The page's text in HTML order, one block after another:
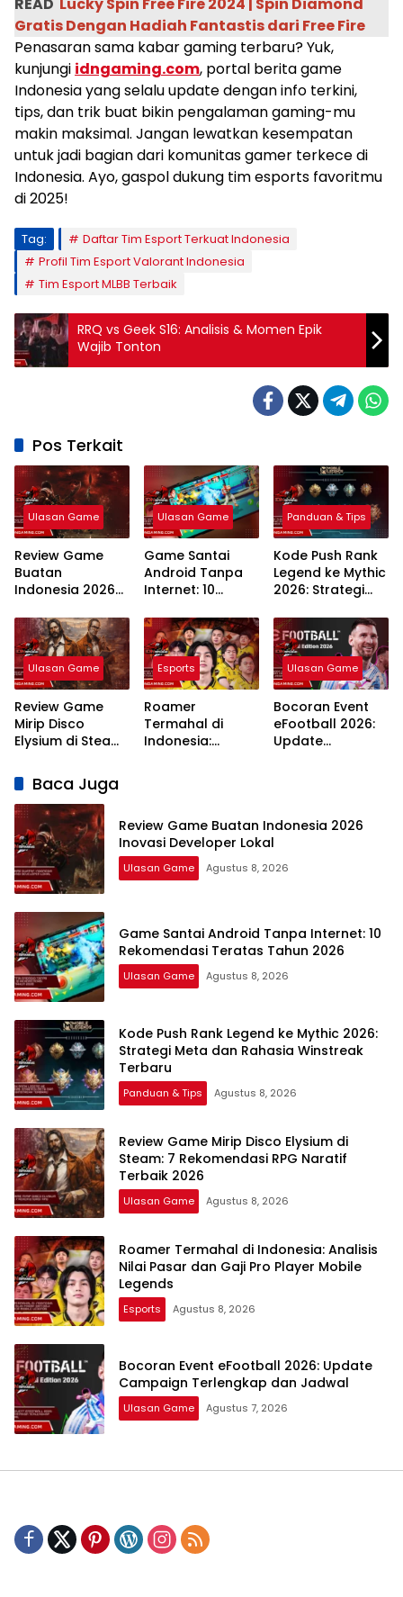
READ Lucky Spin Free Fire 2024 | Spin Diamond
Gratis Dengan Hadiah Fantastis dari Free Fire
Penasaran sama kabar gaming terbaru? Yuk,
kunjungi idngaming.com, portal berita game
Indonesia yang selalu update dengan info terkini,
tips, dan trik buat bikin pengalaman gaming-mu
makin maksimal. Jangan lewatkan kesempatan
untuk jadi bagian dari komunitas gamer terkece di
Indonesia. Ayo, gaspol dukung tim esports favoritmu
di 2025!
Tag:
Daftar Tim Esport Terkuat Indonesia
Profil Tim Esport Valorant Indonesia
Tim Esport MLBB Terbaik
RRQ vs Geek S16: Analisis & Momen Epik
Wajib Tonton
Pos Terkait
Ulasan Game
Review Game
Buatan
Indonesia 2026
Developer Lokal
Ulasan Game
Game Santai
Android Tanpa
Internet: 10
Teratas Tahun
2026
Panduan & Tips
Kode Push Rank
Legend ke Mythic
2026: Strategi
Rahasia
Winstreak
Terbaru
Ulasan Game
Review Game
Mirip Disco
Elysium di Steam:
RPG Naratif
Terbaik 2026
Esports
Roamer
Termahal di
Indonesia:
Ulasan Game
Bocoran Event
eFootball 2026:
Update
Baca Juga
Review Game Buatan Indonesia 2026
Inovasi Developer Lokal
Ulasan Game Agustus 8, 2026
Game Santai Android Tanpa Internet: 10
Rekomendasi Teratas Tahun 2026
Ulasan Game Agustus 8, 2026
Kode Push Rank Legend ke Mythic 2026:
Strategi Meta dan Rahasia Winstreak
Terbaru
Panduan & Tips Agustus 8, 2026
Review Game Mirip Disco Elysium di
Steam: 7 Rekomendasi RPG Naratif
Terbaik 2026
Ulasan Game Agustus 8, 2026
Roamer Termahal di Indonesia: Analisis
Nilai Pasar dan Gaji Pro Player Mobile
Legends
Esports Agustus 8, 2026
Bocoran Event eFootball 2026: Update
Campaign Terlengkap dan Jadwal
Ulasan Game Agustus 7, 2026